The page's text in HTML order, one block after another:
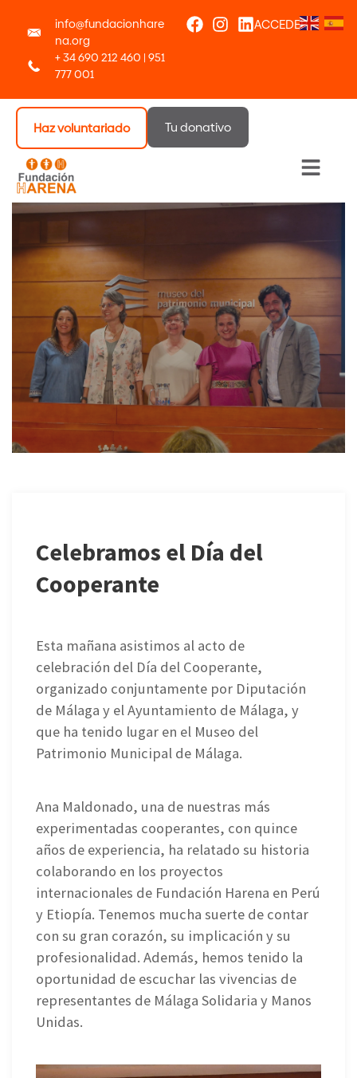
info@fundacionhare
na.org
+ 34 690 212 460 | 951
777 001
ACCEDER
Haz voluntariado Tu donativo
Menú
Celebramos el Día del
Cooperante
Esta mañana asistimos al acto de
celebración del Día del Cooperante,
organizado conjuntamente por Diputación
de Málaga y el Ayuntamiento de Málaga, y
que ha tenido lugar en el Museo del
Patrimonio Municipal de Málaga.
Ana Maldonado, una de nuestras más
experimentadas cooperantes, con quince
años de experiencia, ha relatado su historia
colaborando en los proyectos
internacionales de Fundación Harena en Perú
y Etiopía. Tenemos mucha suerte de contar
con su gran corazón, su implicación y su
profesionalidad. Además, hemos tenido la
oportunidad de escuchar las vivencias de
representantes de Málaga Solidaria y Manos
Unidas.